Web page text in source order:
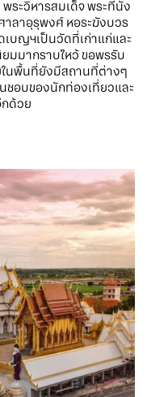
ระวิหารสมเด็จ พระที่นั่ง
ลาอุรุพงศ์ หอระฆังบวร
บญฯเป็นวัดที่เก่าแก่และ
มากราบไหว้ ขอพรรับ
นพื้นที่ยังมีสถานที่ต่างๆ
อบของนักท่องเที่ยวและ
ด้วย